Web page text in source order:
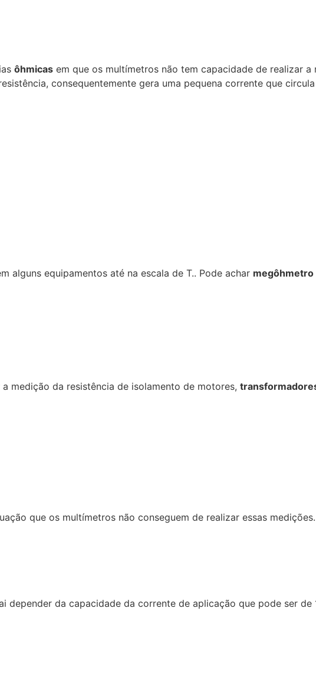
ôhmicas em que os multímetros não tem capacidade de realizar
consequentemente gera uma pequena corrente que
alguns equipamentos até na escala de T.. Pode achar megôhmetro
medição da resistência de isolamento de motores,
que os multímetros não conseguem de realizar essas medições.
depender da capacidade da corrente de aplicação que pode ser de